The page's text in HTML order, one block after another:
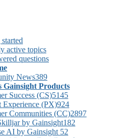
active topics
questions
News389
Gainsight Products
Success (CS)5145
Experience (PX)924
Communities (CC)2897
by Gainsight182
AI by Gainsight 52